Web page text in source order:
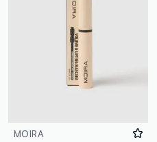
MOIRA